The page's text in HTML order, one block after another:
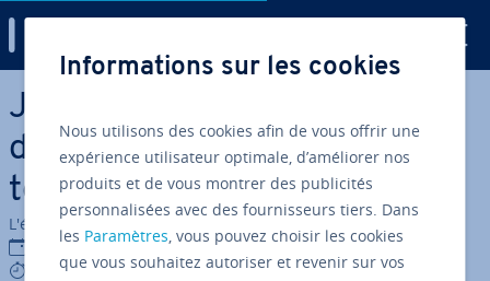
Aller au contenu principal
Java String split() : comment
diviser des chaînes de ca­rac­
tères en Java ?
L'équipe édi­to­riale IONOS
06/01/2025
8 mins
Informations sur les cookies
Nous utilisons des cookies afin de vous offrir une
expérience utilisateur optimale, d’améliorer nos
produits et de vous montrer des publicités
personnalisées avec des fournisseurs tiers. Dans
les Paramètres, vous pouvez choisir les cookies
que vous souhaitez autoriser et revenir sur vos